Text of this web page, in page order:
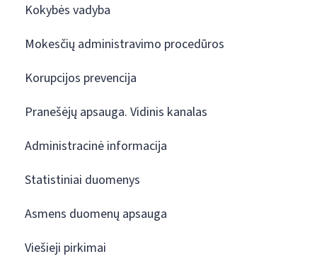
Kokybės vadyba
Mokesčių administravimo procedūros
Korupcijos prevencija
Pranešėjų apsauga. Vidinis kanalas
Administracinė informacija
Statistiniai duomenys
Asmens duomenų apsauga
Viešieji pirkimai